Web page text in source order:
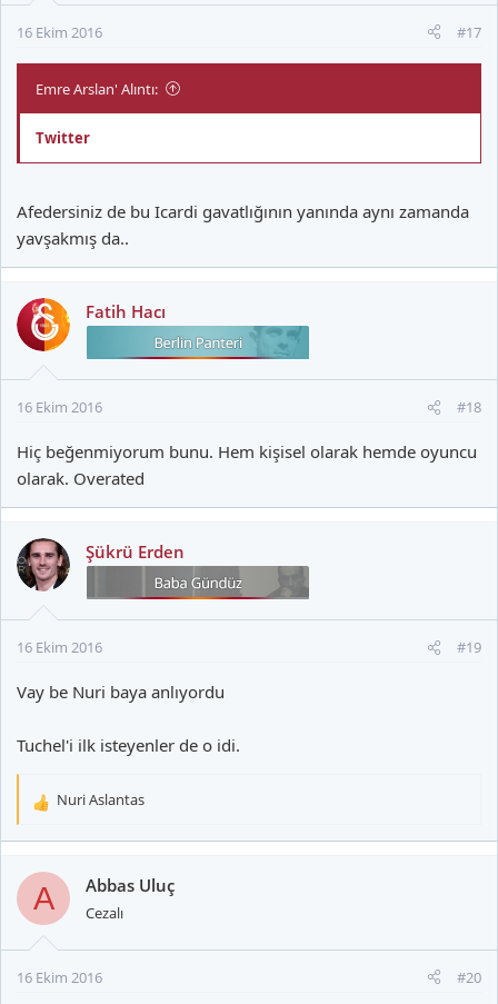
16 Ekim 2016 #17
Emre Arslan' Alıntı:
Twitter
Afedersiniz de bu Icardi gavatlığının yanında aynı zamanda
yavşakmış da..
Fatih Hacı
16 Ekim 2016 #18
Hiç beğenmiyorum bunu. Hem kişisel olarak hemde oyuncu
olarak. Overated
Şükrü Erden
16 Ekim 2016 #19
Vay be Nuri baya anlıyordu
Tuchel'i ilk isteyenler de o idi.
T
k
l
:
Nuri Aslantas
A Abbas Uluç
Cezalı
16 Ekim 2016 #20